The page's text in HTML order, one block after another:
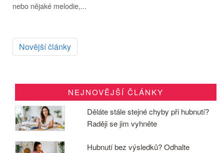
nebo nějaké melodie,...
Novější články
NEJNOVĚJŠÍ ČLÁNKY
Děláte stále stejné chyby při hubnutí?
Raději se jim vyhněte
Hubnutí bez výsledků? Odhalte